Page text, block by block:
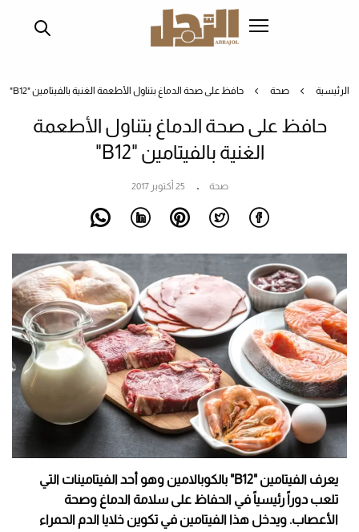
الرئيسية صحة حافظ على صحة الدماغ بتناول الأطعمة الغنية بالفيتامين "B12"
حافظ على صحة الدماغ بتناول الأطعمة
الغنية بالفيتامين "B12"
صحة 25 أكتوبر 2017
يعرف الفيتامين "12 B" بالكوبالامين وهو أحد الفيتامينات التي
تلعب دوراً رئيسياً في الحفاظ على سلامة الدماغ وصحة
الأعصاب. ويدخل هذا الفيتامين في تكوين خلايا الدم الحمراء